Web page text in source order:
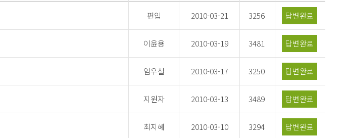
편입 2010-03-21 3256 답변완료
이윤용 2010-03-19 3481 답변완료
임우철 2010-03-17 3250 답변완료
지원자 2010-03-13 3489 답변완료
최지혜 2010-03-10 3294 답변완료